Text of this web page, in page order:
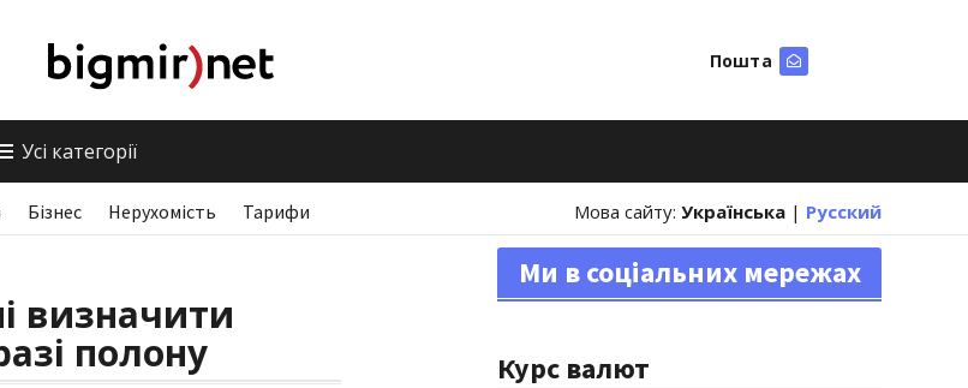
Пошта
Усі категорії
Бізнес Нерухомість Тарифи Мова сайту: Українська | Русский
визначити
полону
Ми в соціальних мережах
Курс валют